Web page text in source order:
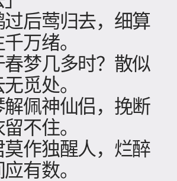
过后莺归去，细算
万绪。
春梦几多时？散似
觅处。
解佩神仙侣，挽断
不住。
莫作独醒人，烂醉
有数。